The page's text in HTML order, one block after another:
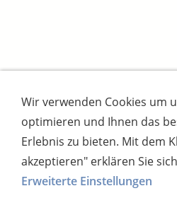
Impressum AGB
Widerrufsrecht
Datenschutz
Versand
Kontakt
Disclaimer
Bankverbindung:
Wir verwenden Cookies um
optimieren und Ihnen das
Erlebnis zu bieten. Mit dem
akzeptieren" erklären Sie
Erweiterte Einstellungen